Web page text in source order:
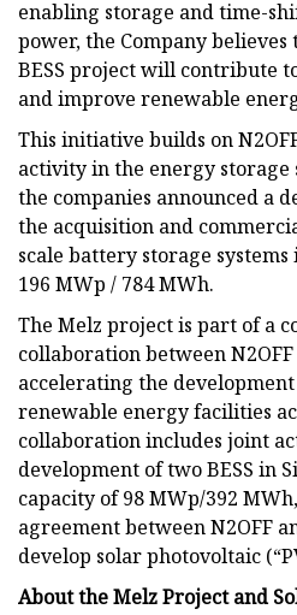
enabling storage and time-
power, the Company
BESS project will contribute
and improve renewable
This initiative builds on
activity in the energy storage
the companies announced a
the acquisition and
scale battery storage
196 MWp / 784 MWh.
​The Melz project is part of a
collaboration between
accelerating the
renewable energy facilities
collaboration includes joint
development of two BESS in
capacity of 98 MWp/392
agreement between N2OFF
develop solar photovoltaic
About the Melz Project and